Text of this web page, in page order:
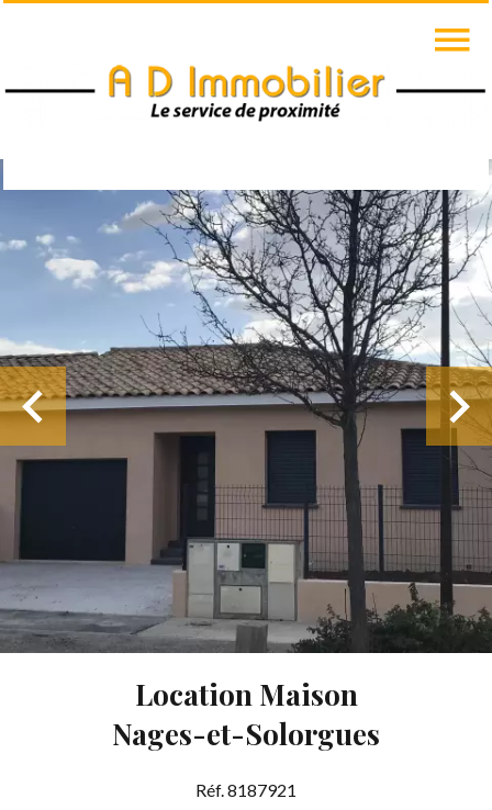
Location Maison
Nages-et-Solorgues
Réf. 8187921